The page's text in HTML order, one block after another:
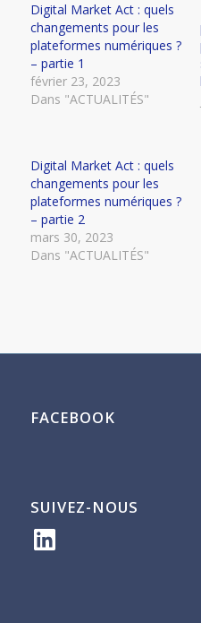
Digital Market Act : quels
changements pour les
plateformes numériques ?
– partie 1
février 23, 2023
Dans "ACTUALITÉS"
Digital Market Act : quels
changements pour les
plateformes numériques ?
– partie 2
mars 30, 2023
Dans "ACTUALITÉS"
FACEBOOK
SUIVEZ-NOUS
LinkedIn